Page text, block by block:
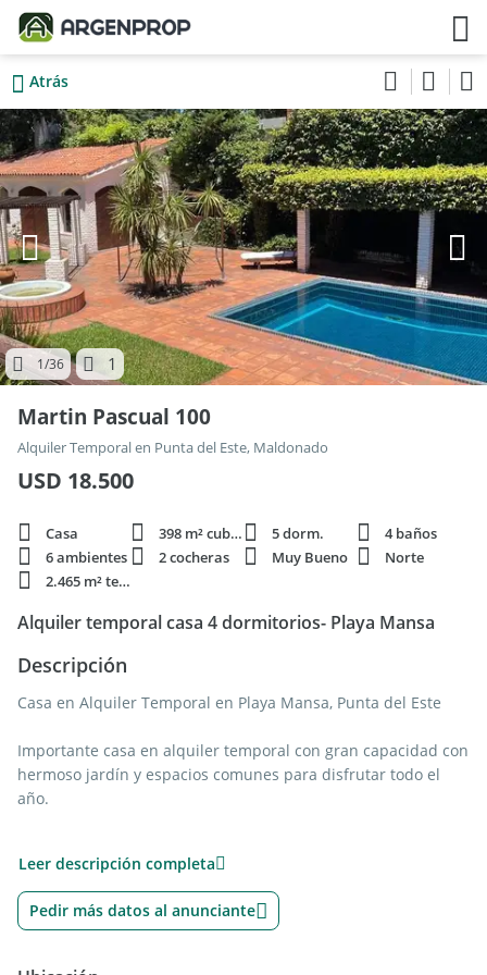
Atrás
1/36 1
Martin Pascual 100
Alquiler Temporal en Punta del Este, Maldonado
USD 18.500
Casa 398 m² cubie. 5 dorm.
4 baños
6 ambientes
2 cocheras Muy Bueno
Norte
2.465 m² terren.
Alquiler temporal casa 4 dormitorios- Playa Mansa
Descripción
Casa en Alquiler Temporal en Playa Mansa, Punta del Este
Importante casa en alquiler temporal con gran capacidad con
hermoso jardín y espacios comunes para disfrutar todo el
año.
hermosa piscina y barbacoa cerrada para disfrutar todo el
año. La propiedad se dispone en una sola planta y garaje en
sub suelo, mas apartamento de huéspedes independiente.
la casa principal ofrece 2 habitaciones con baño en suite,
Leer descripción completa
Pedir más datos al anunciante